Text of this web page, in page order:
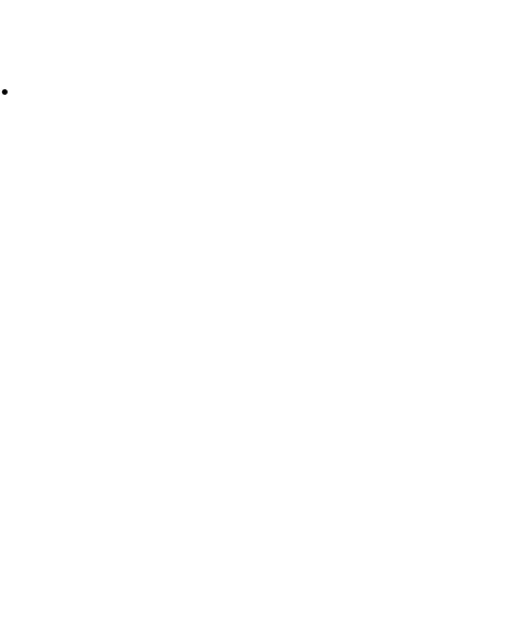
• In spite of the scale of the famine, the relief workers struggled on with dauntless optimism and commitment